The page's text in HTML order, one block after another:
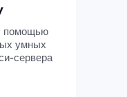
помощью
умных
сервера